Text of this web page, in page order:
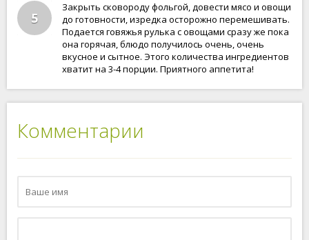
5
Закрыть сковороду фольгой, довести мясо и овощи
до готовности, изредка осторожно перемешивать.
Подается говяжья рулька с овощами сразу же пока
она горячая, блюдо получилось очень, очень
вкусное и сытное. Этого количества ингредиентов
хватит на 3-4 порции. Приятного аппетита!
Комментарии